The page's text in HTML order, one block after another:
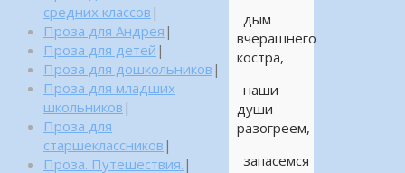
дым
вчерашнего
костра,
наши
души
разогреем,
запасемся
средних классов |
Проза для Андрея |
Проза для детей |
Проза для дошкольников |
Проза для младших
школьников |
Проза для
старшеклассников |
Проза. Путешествия. |